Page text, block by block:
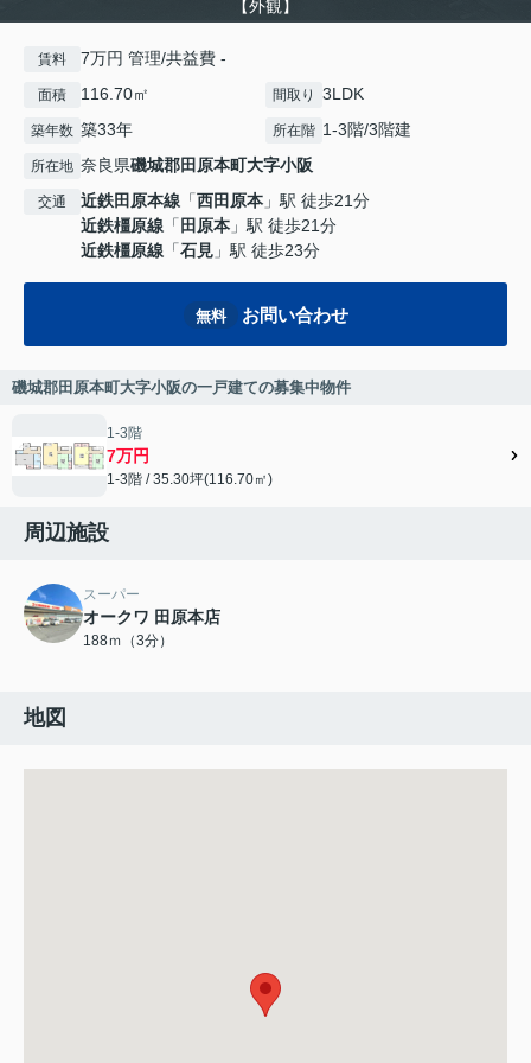
【外観】
賃料 7万円 管理/共益費 -
面積 116.70㎡ 間取り 3LDK
築年数 築33年 所在階 1-3階/3階建
所在地 奈良県磯城郡田原本町大字小阪
交通 近鉄田原本線 「西田原本 」駅 徒歩21分
近鉄橿原線 「 田原本 」駅 徒歩21分
近鉄橿原線 「石見 」駅 徒歩23分
無料 お問い合わせ
磯城郡田原本町大字小阪の一戸建ての募集中物件
1-3階
7万円
1-3階 / 35.30坪(116.70㎡)
周辺施設
スーパー
オークワ 田原本店
188ｍ（3分）
地図